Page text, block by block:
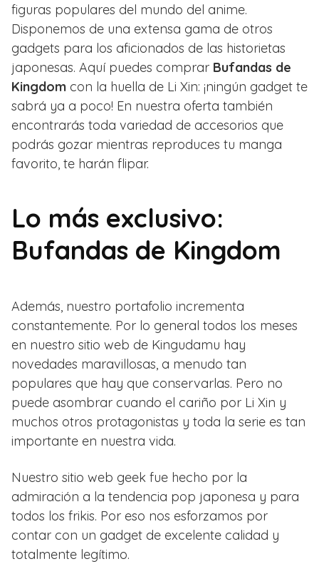
figuras populares del mundo del anime.
Disponemos de una extensa gama de otros
gadgets para los aficionados de las historietas
japonesas. Aquí puedes comprar Bufandas de
Kingdom con la huella de Li Xin: ¡ningún gadget te
sabrá ya a poco! En nuestra oferta también
encontrarás toda variedad de accesorios que
podrás gozar mientras reproduces tu manga
favorito, te harán flipar.
Lo más exclusivo:
Bufandas de Kingdom
Además, nuestro portafolio incrementa
constantemente. Por lo general todos los meses
en nuestro sitio web de Kingudamu hay
novedades maravillosas, a menudo tan
populares que hay que conservarlas. Pero no
puede asombrar cuando el cariño por Li Xin y
muchos otros protagonistas y toda la serie es tan
importante en nuestra vida.
Nuestro sitio web geek fue hecho por la
admiración a la tendencia pop japonesa y para
todos los frikis. Por eso nos esforzamos por
contar con un gadget de excelente calidad y
totalmente legítimo.